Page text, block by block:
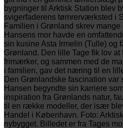
bygninger til Arktisk Station blev
svigerfaderens tømrerværksted i
Familien i Grønland skrev mange
Hansens mor havde en
sin kusine Asta Irmelin (Tulle) og
Grønland. Den lille Tage fik lov
frimærker, og sammen med de
i familien, gav det næring til en
Den Grønlandske fascination var
Hansen begyndte sin karriere
inspiration fra Grønlands natur,
til en række modeller, der især
Handel i København. Foto:
nybygget. Billedet er fra Tages